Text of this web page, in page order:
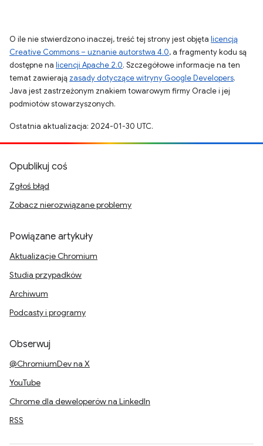
O ile nie stwierdzono inaczej, treść tej strony jest objęta licencją
Creative Commons – uznanie autorstwa 4.0, a fragmenty kodu są
dostępne na licencji Apache 2.0. Szczegółowe informacje na ten
temat zawierają zasady dotyczące witryny Google Developers.
Java jest zastrzeżonym znakiem towarowym firmy Oracle i jej
podmiotów stowarzyszonych.
Ostatnia aktualizacja: 2024-01-30 UTC.
Opublikuj coś
Zgłoś błąd
Zobacz nierozwiązane problemy
Powiązane artykuły
Aktualizacje Chromium
Studia przypadków
Archiwum
Podcasty i programy
Obserwuj
@ChromiumDev na X
YouTube
Chrome dla deweloperów na LinkedIn
RSS